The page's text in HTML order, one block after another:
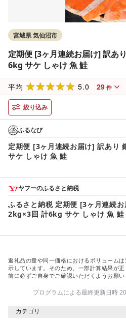
宮城県 気仙沼市
定期便 [3ヶ月連続お届け] 訳あ
6kg サケ しゃけ 魚 鮭
平均 5.0 29 件
絞り込み
ふるなび
定期便 [3ヶ月連続お届け] 訳あり
サケ しゃけ 魚 鮭
ヤフーのふるさと納税
ふるさと納税 定期便 [3ヶ月連続
2kg×3回 計6kg サケ しゃけ 魚 鮭
返礼品の量や同一価格におけるボリューム
示しています。そのため、一部計算結果が
前に必ずご自身でご確認いただくようお願い
プログラムによる最終更新日時
カテゴリ